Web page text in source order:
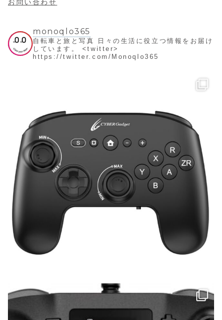
お問い合わせ
monoqlo365
自転車と旅と写真
日々の生活に役立つ情報をお届け
しています。
<twitter>
https://twitter.com/Monoqlo365